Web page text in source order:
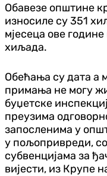
Обавезе општине
износиле су 351
мјесеца ове
хиљада.
Обећања су дата а
примања не могу
буџетске
преузима
запосленима у
у пољопривреди,
субвенцијама за
вијести, из Крупе